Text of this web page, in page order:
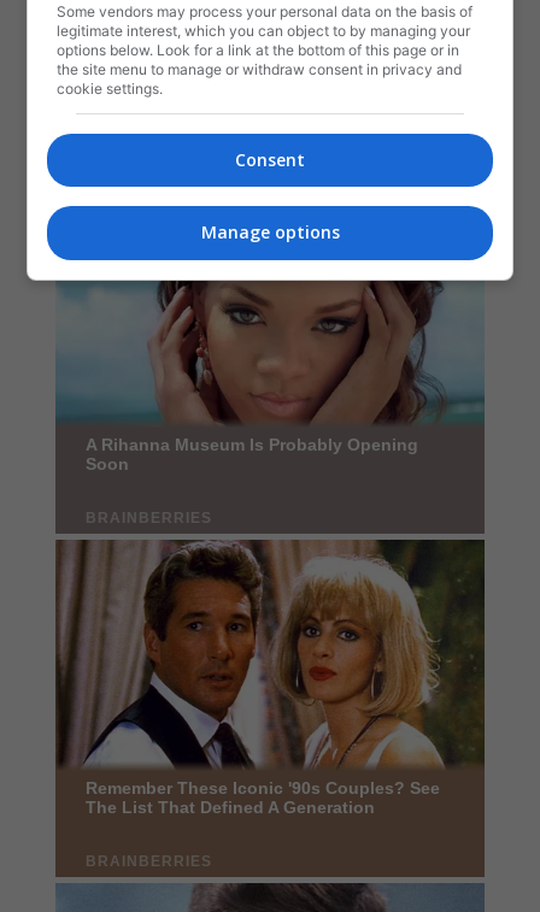
Some vendors may process your personal data on the basis of
legitimate interest, which you can object to by managing your
options below. Look for a link at the bottom of this page or in
the site menu to manage or withdraw consent in privacy and
cookie settings.
Consent
Manage options